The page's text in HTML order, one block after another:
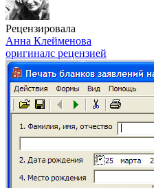
Рецензировала
Анна Клейменова
оригиналс рецензией